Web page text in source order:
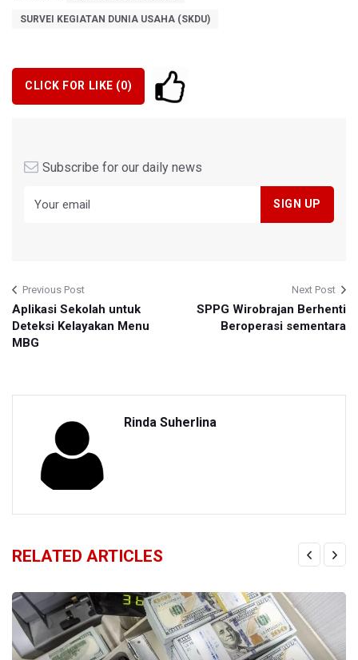
SURVEI KEGIATAN DUNIA USAHA (SKDU)
CLICK FOR LIKE (0)
Subscribe for our daily news
Previous Post
Aplikasi Sekolah untuk
Deteksi Kelayakan Menu
MBG
Next Post
SPPG Wirobrajan Berhenti
Beroperasi sementara
Rinda Suherlina
RELATED ARTICLES